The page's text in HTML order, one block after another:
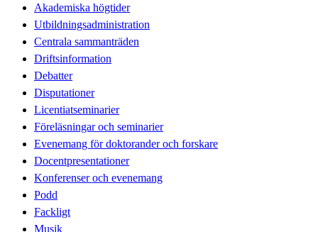
Akademiska högtider
Utbildningsadministration
Centrala sammanträden
Driftsinformation
Debatter
Disputationer
Licentiatseminarier
Föreläsningar och seminarier
Evenemang för doktorander och forskare
Docentpresentationer
Konferenser och evenemang
Podd
Fackligt
Musik